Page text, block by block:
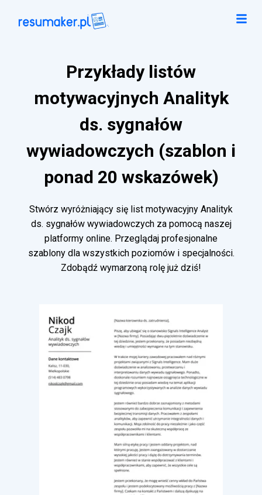
Przykłady listów
motywacyjnych Analityk
ds. sygnałów
wywiadowczych (szablon i
ponad 20 wskazówek)
Stwórz wyróżniający się list motywacyjny Analityk
ds. sygnałów wywiadowczych za pomocą naszej
platformy online. Przeglądaj profesjonalne
szablony dla wszystkich poziomów i specjalności.
Zdobądź wymarzoną rolę już dziś!